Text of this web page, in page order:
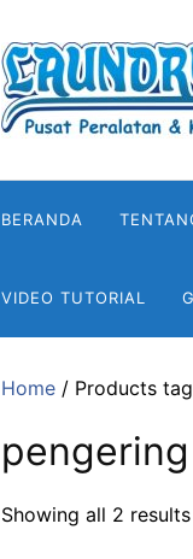
BERANDA
VIDEO TUTORIAL
Home / Products
Showing all 2 results